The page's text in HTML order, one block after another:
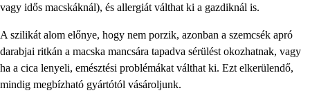
vagy idős macskáknál), és allergiát válthat ki a gazdiknál is.
A szilikát alom előnye, hogy nem porzik, azonban a szemcsék apró
darabjai ritkán a macska mancsára tapadva sérülést okozhatnak, vagy
ha a cica lenyeli, emésztési problémákat válthat ki. Ezt elkerülendő,
mindig megbízható gyártótól vásároljunk.